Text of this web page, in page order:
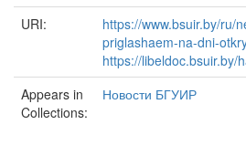
URI:
https://www.bsuir.by/ru/
priglashaem-na-dni-
https://libeldoc.bsuir.by/
Appears in
Collections:
Новости БГУИР